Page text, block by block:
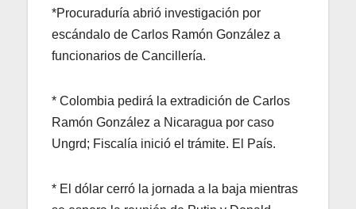
*Procuraduría abrió investigación por
escándalo de Carlos Ramón González a
funcionarios de Cancillería.
* Colombia pedirá la extradición de Carlos
Ramón González a Nicaragua por caso
Ungrd; Fiscalía inició el trámite. El País.
* El dólar cerró la jornada a la baja mientras